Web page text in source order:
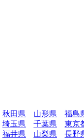
秋田県 山形県
福島
埼玉県 千葉県 東京
福井県 山梨県 長野